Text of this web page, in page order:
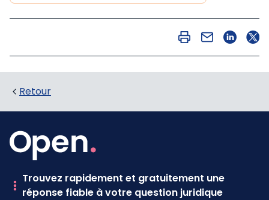
Retour
Trouvez rapidement et gratuitement une
réponse fiable à votre question juridique